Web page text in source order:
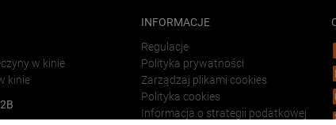
w kinie
kinie
INFORMACJE
Regulacje
Polityka prywatności
Zarządzaj plikami cookies
Polityka cookies
Informacja o strategii podatkowej